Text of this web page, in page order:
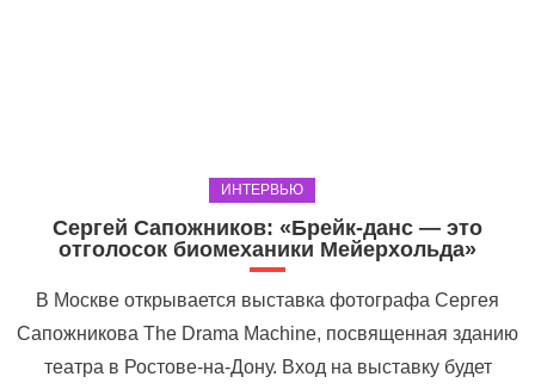
ИНТЕРВЬЮ
Сергей Сапожников: «Брейк-данс — это
отголосок биомеханики Мейерхольда»
В Москве открывается выставка фотографа Сергея
Сапожникова The Drama Machine, посвященная зданию
театра в Ростове-на-Дону. Вход на выставку будет